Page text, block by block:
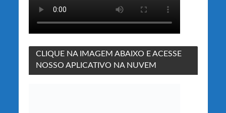
CLIQUE NA IMAGEM ABAIXO E ACESSE
NOSSO APLICATIVO NA NUVEM